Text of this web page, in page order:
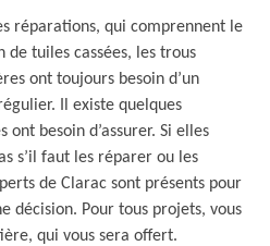
réparations, qui comprennent le
tuiles cassées, les trous
ont toujours besoin d’un
Il existe quelques
besoin d’assurer. Si elles
s’il faut les réparer ou les
de Clarac sont présents pour
décision. Pour tous projets, vous
qui vous sera offert.